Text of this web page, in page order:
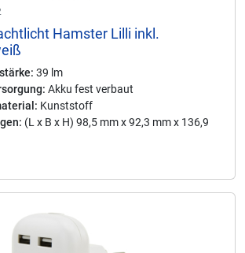
Hamster Lilli inkl.
39 lm
Akku fest verbaut
Kunststoff
(L x B x H) 98,5 mm x 92,3 mm x 136,9